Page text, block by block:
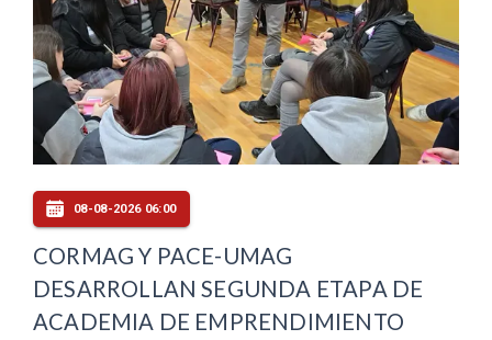
08-08-2026 06:00
CORMAG Y PACE-UMAG
DESARROLLAN SEGUNDA ETAPA DE
ACADEMIA DE EMPRENDIMIENTO